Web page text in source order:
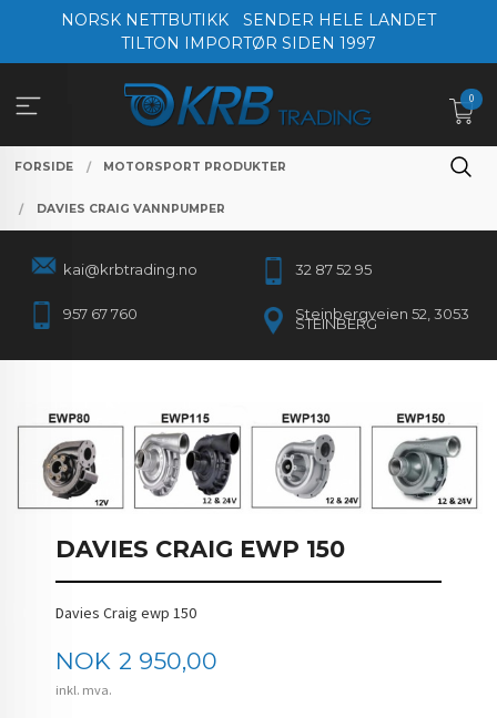
NORSK NETTBUTIKK
SENDER HELE LANDET
TILTON IMPORTØR SIDEN 1997
0
FORSIDE MOTORSPORT PRODUKTER
DAVIES CRAIG VANNPUMPER
kai@krbtrading.no 32 87 52 95
957 67 760 Steinbergveien 52, 3053
STEINBERG
DAVIES CRAIG EWP 150
Davies Craig ewp 150
Pris
NOK 2 950,00
inkl. mva.